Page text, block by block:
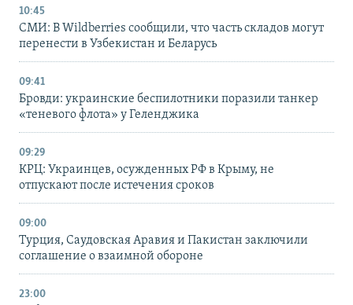
10:45
СМИ: В Wildberries сообщили, что часть складов могут
перенести в Узбекистан и Беларусь
09:41
Бровди: украинские беспилотники поразили танкер
«теневого флота» у Геленджика
09:29
КРЦ: Украинцев, осужденных РФ в Крыму, не
отпускают после истечения сроков
09:00
Турция, Саудовская Аравия и Пакистан заключили
соглашение о взаимной обороне
23:00